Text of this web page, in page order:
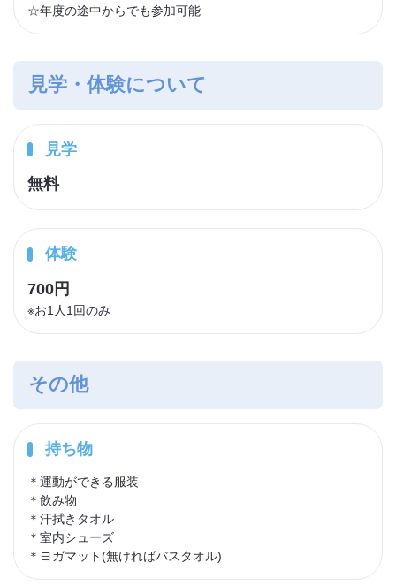
☆年度の途中からでも参加可能
見学・体験について
見学
無料
体験
700円
※お1人1回のみ
その他
持ち物
＊運動ができる服装
＊飲み物
＊汗拭きタオル
＊室内シューズ
＊ヨガマット(無ければバスタオル)